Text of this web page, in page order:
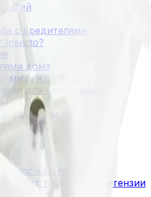
с вредителями
Insecto?
дома
для бизнеса
для квартирных
Политика
Возврат товаров и претензии